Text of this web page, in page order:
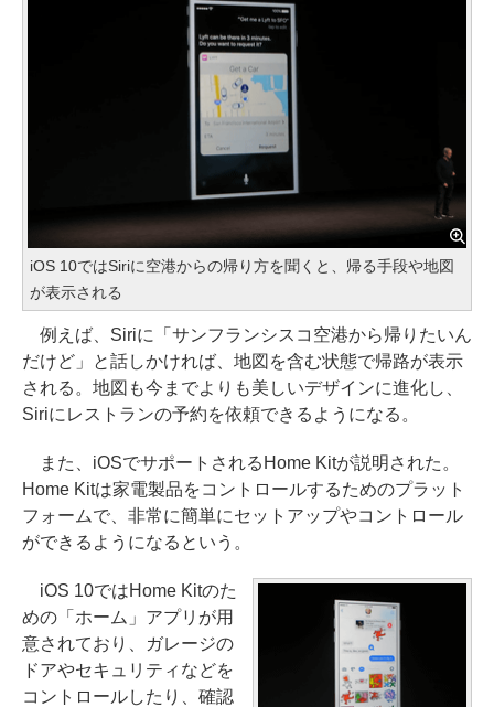
iOS 10ではSiriに空港からの帰り方を聞くと、帰る手段や地図
が表示される
例えば、Siriに「サンフランシスコ空港から帰りたいん
だけど」と話しかければ、地図を含む状態で帰路が表示
される。地図も今までよりも美しいデザインに進化し、
Siriにレストランの予約を依頼できるようになる。
また、iOSでサポートされるHome Kitが説明された。
Home Kitは家電製品をコントロールするためのプラット
フォームで、非常に簡単にセットアップやコントロール
ができるようになるという。
iOS 10ではHome Kitのた
めの「ホーム」アプリが用
意されており、ガレージの
ドアやセキュリティなどを
コントロールしたり、確認